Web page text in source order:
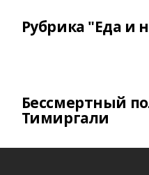
Рубрика "Еда и
Бессмертный
Тимиргали